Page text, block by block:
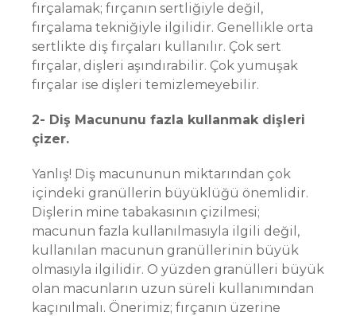
fırçalamak; fırçanın sertliğiyle değil,
fırçalama tekniğiyle ilgilidir. Genellikle orta
sertlikte diş fırçaları kullanılır. Çok sert
fırçalar, dişleri aşındırabilir. Çok yumuşak
fırçalar ise dişleri temizlemeyebilir.
2- Diş Macununu fazla kullanmak dişleri
çizer.
Yanlış! Diş macununun miktarından çok
içindeki granüllerin büyüklüğü önemlidir.
Dişlerin mine tabakasının çizilmesi;
macunun fazla kullanılmasıyla ilgili değil,
kullanılan macunun granüllerinin büyük
olmasıyla ilgilidir. O yüzden granülleri büyük
olan macunların uzun süreli kullanımından
kaçınılmalı. Önerimiz; fırçanın üzerine